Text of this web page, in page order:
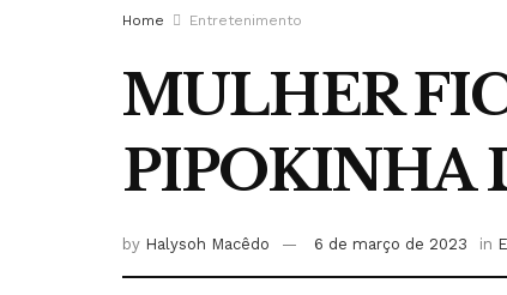
Home Entretenimento
MULHER
PIPOKINHA
by Halysoh Macêdo 6 de março de 2023 in